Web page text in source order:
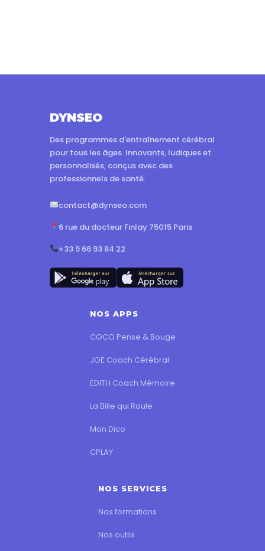
DYNSEO
Des programmes d'entraînement cérébral
pour tous les âges. Innovants, ludiques et
personnalisés, conçus avec des
professionnels de santé.
contact@dynseo.com
6 rue du docteur Finlay 75015 Paris
+33 9 66 93 84 22
NOS APPS
COCO Pense & Bouge
JOE Coach Cérébral
EDITH Coach Mémoire
La Bille qui Roule
Mon Dico
CPLAY
NOS SERVICES
Nos formations
Nos outils